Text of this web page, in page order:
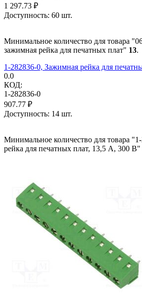
1 297.73 ₽
Доступность: 60 шт.
Минимальное количество для товара
зажимная рейка для печатных плат" 13.
1-282836-0, Зажимная рейка для
0.0
КОД:
1-282836-0
907.77 ₽
Доступность: 14 шт.
Минимальное количество для товара
рейка для печатных плат, 13,5 А, 300 В"